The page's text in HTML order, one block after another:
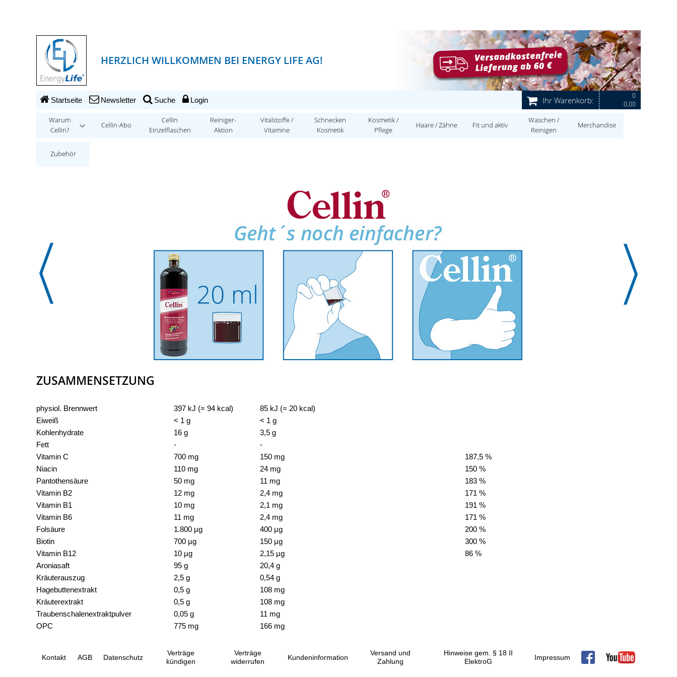
HERZLICH WILLKOMMEN BEI ENERGY LIFE AG!
Ihr Warenkorb:
0
0,00
Startseite Newsletter Suche Login
Warum
Cellin?
Cellin-Abo
Cellin
Einzelflaschen
Reiniger-
Aktion
Vitalstoffe /
Vitamine
Schnecken
Kosmetik
Kosmetik /
Pflege
Haare / Zähne Fit und aktiv
Waschen /
Reinigen
Merchandise
Zubehör
ZUSAMMENSETZUNG
physiol. Brennwert 397 kJ (= 94 kcal)
85 kJ (= 20 kcal)
Eiweiß
< 1 g
< 1 g
Kohlenhydrate
16 g
3,5 g
Fett
-
-
Vitamin C
700 mg 150 mg
187,5 %
Niacin
110 mg 24 mg
150 %
Pantothensäure
50 mg 11 mg
183 %
Vitamin B2
12 mg 2,4 mg
171 %
Vitamin B1
10 mg 2,1 mg
191 %
Vitamin B6
11 mg 2,4 mg
171 %
Folsäure
1.800 µg 400 µg
200 %
Biotin
700 µg 150 µg
300 %
Vitamin B12
10 µg 2,15 µg
86 %
Aroniasaft
95 g
20,4 g
Kräuterauszug
2,5 g
0,54 g
Hagebuttenextrakt
0,5 g
108 mg
Kräuterextrakt
0,5 g
108 mg
Traubenschalenextraktpulver
0,05 g
11 mg
OPC
775 mg 166 mg
Kontakt AGB Datenschutz
Verträge
kündigen
Verträge
widerrufen
Kundeninformation
Versand und
Zahlung
Hinweise gem. § 18 II
ElektroG
Impressum